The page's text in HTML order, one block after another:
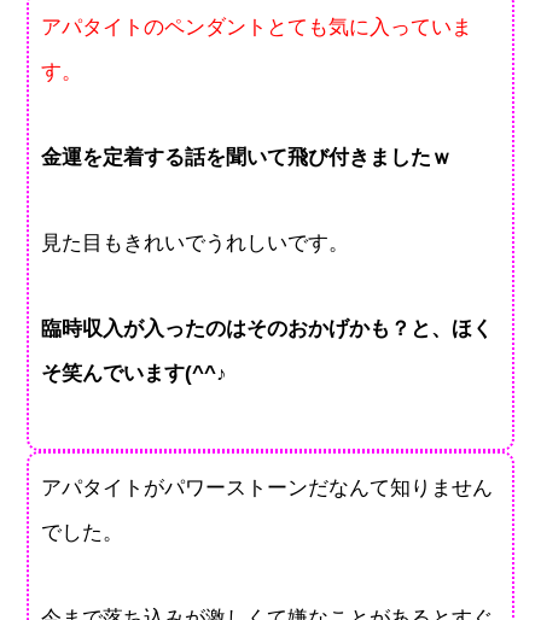
アパタイトのペンダントとても気に入っていま
す。
金運を定着する話を聞いて飛び付きましたｗ
見た目もきれいでうれしいです。
臨時収入が入ったのはそのおかげかも？と、ほく
そ笑んでいます(^^♪
アパタイトがパワーストーンだなんて知りません
でした。